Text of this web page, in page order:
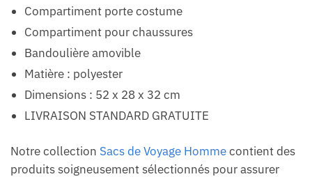
Compartiment porte costume
Compartiment pour chaussures
Bandoulière amovible
Matière : polyester
Dimensions : 52 x 28 x 32 cm
LIVRAISON STANDARD GRATUITE
Notre collection Sacs de Voyage Hommecontient des
produits soigneusement sélectionnés pour assurer